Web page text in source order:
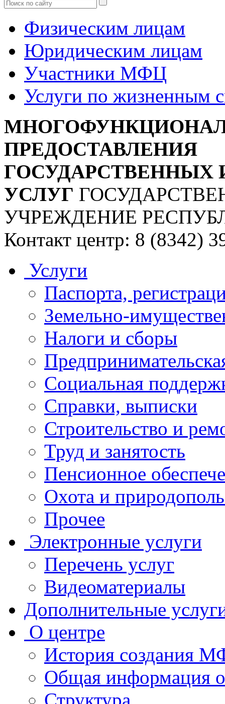
Физическим лицам
Юридическим лицам
Участники МФЦ
Услуги по жизненным
ПРЕДОСТАВЛЕНИЯ
УСЛУГ
УЧРЕЖДЕНИЕ
Контакт центр: 8 (8342)
Услуги
Паспорта,
Земельно-
Налоги и сборы
Социальная
Справки, выписки
Строительство и
Труд и занятость
Пенсионное
Охота и
Прочее
Электронные услуги
Перечень услуг
Видеоматериалы
Дополнительные
О центре
История создания
Общая